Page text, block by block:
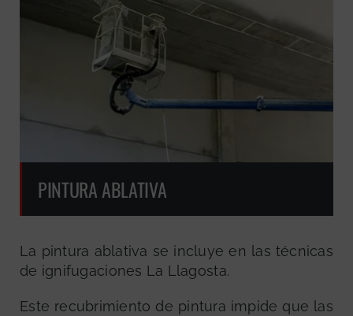
PINTURA ABLATIVA
La pintura ablativa se incluye en las técnicas
de ignifugaciones La Llagosta.
Este recubrimiento de pintura impide que las